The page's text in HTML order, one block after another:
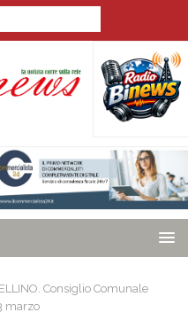
Consiglio Comunale
marzo